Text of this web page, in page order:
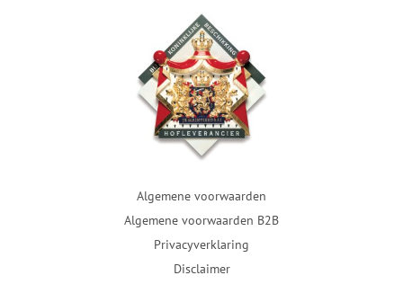
Algemene voorwaarden
Algemene voorwaarden B2B
Privacyverklaring
Disclaimer